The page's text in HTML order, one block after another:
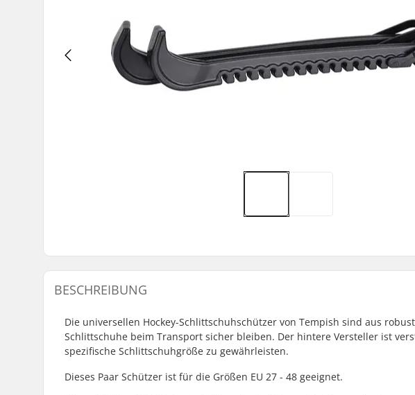
BESCHREIBUNG
Die universellen Hockey-Schlittschuhschützer von Tempish sind aus
Schlittschuhe beim Transport sicher bleiben. Der hintere Versteller ist
spezifische Schlittschuhgröße zu gewährleisten.
Dieses Paar Schützer ist für die Größen EU 27 - 48 geeignet.